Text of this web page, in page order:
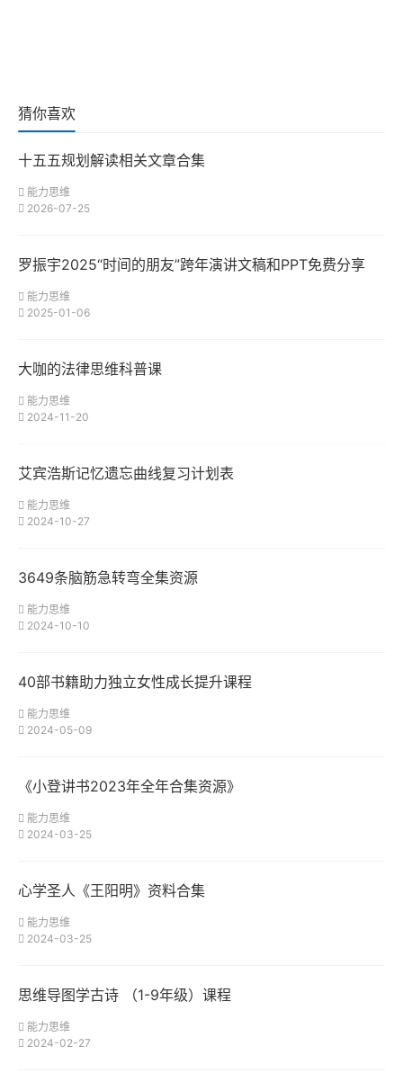
猜你喜欢
十五五规划解读相关文章合集
能力思维
2026-07-25
罗振宇2025“时间的朋友”跨年演讲文稿和PPT免费分享
能力思维
2025-01-06
大咖的法律思维科普课
能力思维
2024-11-20
艾宾浩斯记忆遗忘曲线复习计划表
能力思维
2024-10-27
3649条脑筋急转弯全集资源
能力思维
2024-10-10
40部书籍助力独立女性成长提升课程
能力思维
2024-05-09
《小登讲书2023年全年合集资源》
能力思维
2024-03-25
心学圣人《王阳明》资料合集
能力思维
2024-03-25
思维导图学古诗 （1-9年级）课程
能力思维
2024-02-27